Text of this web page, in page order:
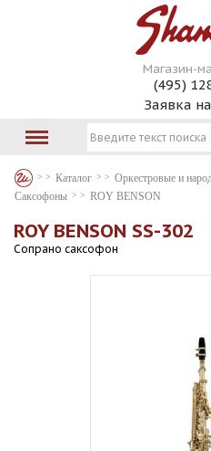
Магазин-
(495)
Заявка
Каталог Оркестровые и
Саксофоны
ROY BENSON
ROY BENSON SS-302
Сопрано саксофон